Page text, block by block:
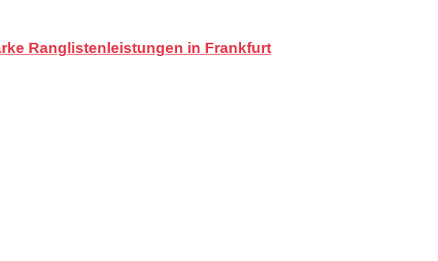
Ranglistenleistungen in Frankfurt